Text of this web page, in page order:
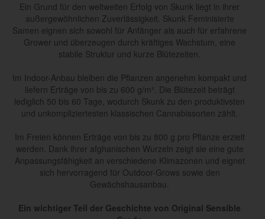
Ein Grund für den weltweiten Erfolg von Skunk liegt in ihrer
außergewöhnlichen Zuverlässigkeit. Skunk Feminisierte
Samen eignen sich sowohl für Anfänger als auch für erfahrene
Grower und überzeugen durch kräftiges Wachstum, eine
stabile Struktur und kurze Blütezeiten.
Im Indoor-Anbau bleiben die Pflanzen angenehm kompakt und
liefern Erträge von bis zu 600 g/m². Die Blütezeit beträgt
lediglich 50 bis 60 Tage, wodurch Skunk zu den produktivsten
und unkompliziertesten klassischen Cannabissorten zählt.
Im Freien können Erträge von bis zu 800 g pro Pflanze erzielt
werden. Dank ihrer afghanischen Wurzeln zeigt sie eine gute
Anpassungsfähigkeit an verschiedene Klimazonen und eignet
sich hervorragend für Outdoor-Grows sowie den
Gewächshausanbau.
Ein wichtiger Teil der Geschichte von Original Sensible